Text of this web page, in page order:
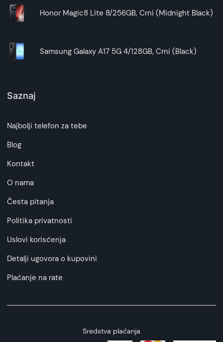
Honor Magic8 Lite 8/256GB, Crni (Midnight Black)
Samsung Galaxy A17 5G 4/128GB, Crni (Black)
Saznaj
Najbolji telefon za tebe
Blog
Kontakt
O nama
Česta pitanja
Politika privatnosti
Uslovi korisćenja
Detalji ugovora o kupovini
Plaćanje na rate
Sredstva plaćanja